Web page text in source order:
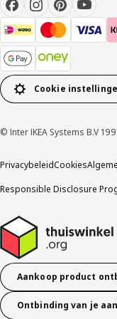
Cookie
© Inter IKEA Systems B.V
PrivacybeleidCookies
Responsible Disclosure
Aankoop product
Ontbinding van je